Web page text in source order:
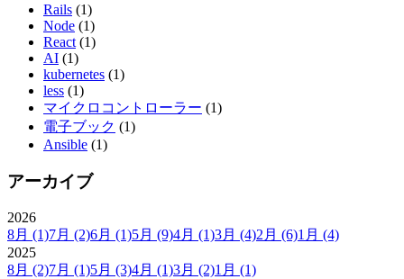
Rails (1)
Node (1)
React (1)
AI (1)
kubernetes (1)
less (1)
マイクロコントローラー (1)
電子ブック (1)
Ansible (1)
アーカイブ
2026
8月 (1)7月 (2)6月 (1)5月 (9)4月 (1)3月 (4)2月 (6)1月 (4)
2025
8月 (2)7月 (1)5月 (3)4月 (1)3月 (2)1月 (1)